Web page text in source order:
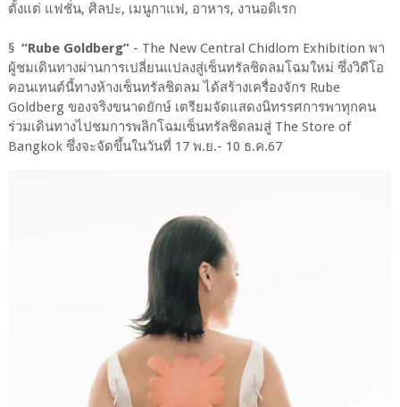
ตั้งแต่ แฟชั่น, ศิลปะ, เมนูกาแฟ, อาหาร, งานอดิเรก
§ “Rube Goldberg”- The New Central Chidlom Exhibition พา
ผู้ชมเดินทางผ่านการเปลี่ยนแปลงสู่เซ็นทรัลชิดลมโฉมใหม่ ซึ่งวิดีโอ
คอนเทนต์นี้ทางห้างเซ็นทรัลชิดลม ได้สร้างเครื่องจักร Rube
Goldberg ของจริงขนาดยักษ์ เตรียมจัดแสดงนิทรรศการพาทุกคน
ร่วมเดินทางไปชมการพลิกโฉมเซ็นทรัลชิดลมสู่ The Store of
Bangkok ซึ่งจะจัดขึ้นในวันที่ 17 พ.ย.- 10 ธ.ค.67